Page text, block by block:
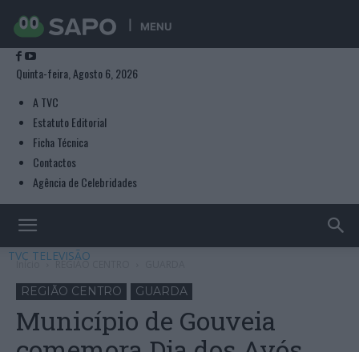
MENU
Quinta-feira, Agosto 6, 2026
A TVC
Estatuto Editorial
Ficha Técnica
Contactos
Agência de Celebridades
TVC TELEVISÃO
Início REGIÃO CENTRO
REGIÃO CENTRO GUARDA
Município de Gouveia